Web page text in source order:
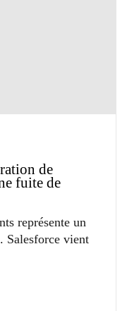
de
fuite de
représente un
Salesforce vient